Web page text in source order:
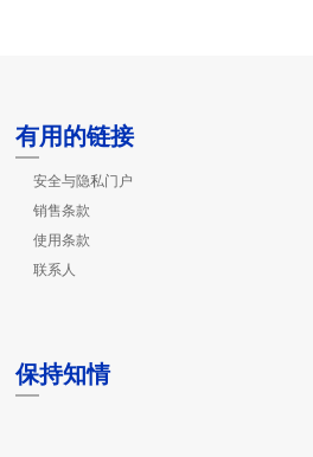
有用的链接
安全与隐私门户
销售条款
使用条款
联系人
保持知情